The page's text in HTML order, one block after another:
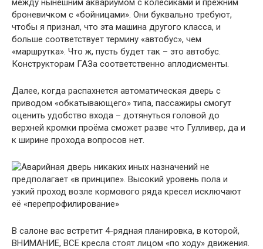
броневичком с «бойницами». Они буквально требуют,
чтобы я признал, что эта машина другого класса, и
больше соответствует термину «автобус», чем
«маршрутка». Что ж, пусть будет так – это автобус.
Конструкторам ГАЗа соответственно аплодисменты.
Далее, когда распахнется автоматическая дверь с
приводом «обкатывающего» типа, пассажиры смогут
оценить удобство входа – дотянуться головой до
верхней кромки проёма сможет разве что Гулливер, да и
к ширине прохода вопросов нет.
В салоне вас встретит 4-рядная планировка, в которой,
ВНИМАНИЕ, ВСЕ кресла стоят лицом «по ходу» движения.